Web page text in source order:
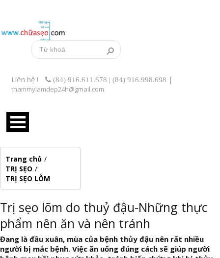
Liên hệ ! (84) 916.611.678 | (84) 916.998.698 |
thammylamdep24h@gmail.com
Trang chủ /
TRỊ SẸO /
TRỊ SẸO LÕM
Trị sẹo lõm do thuỷ đậu-Những thực
phẩm nên ăn và nên tránh
Đang là đầu xuân, mùa của bệnh thủy đậu nên rất nhiều
người bị mắc bệnh. Việc ăn uống đúng cách sẽ giúp người